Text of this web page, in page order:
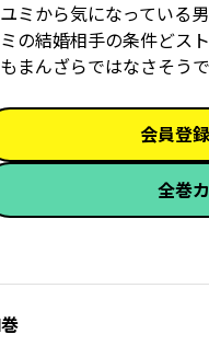
ミから気になってい
の結婚相手の条件どス
んざらではなさそう
会員登
全巻